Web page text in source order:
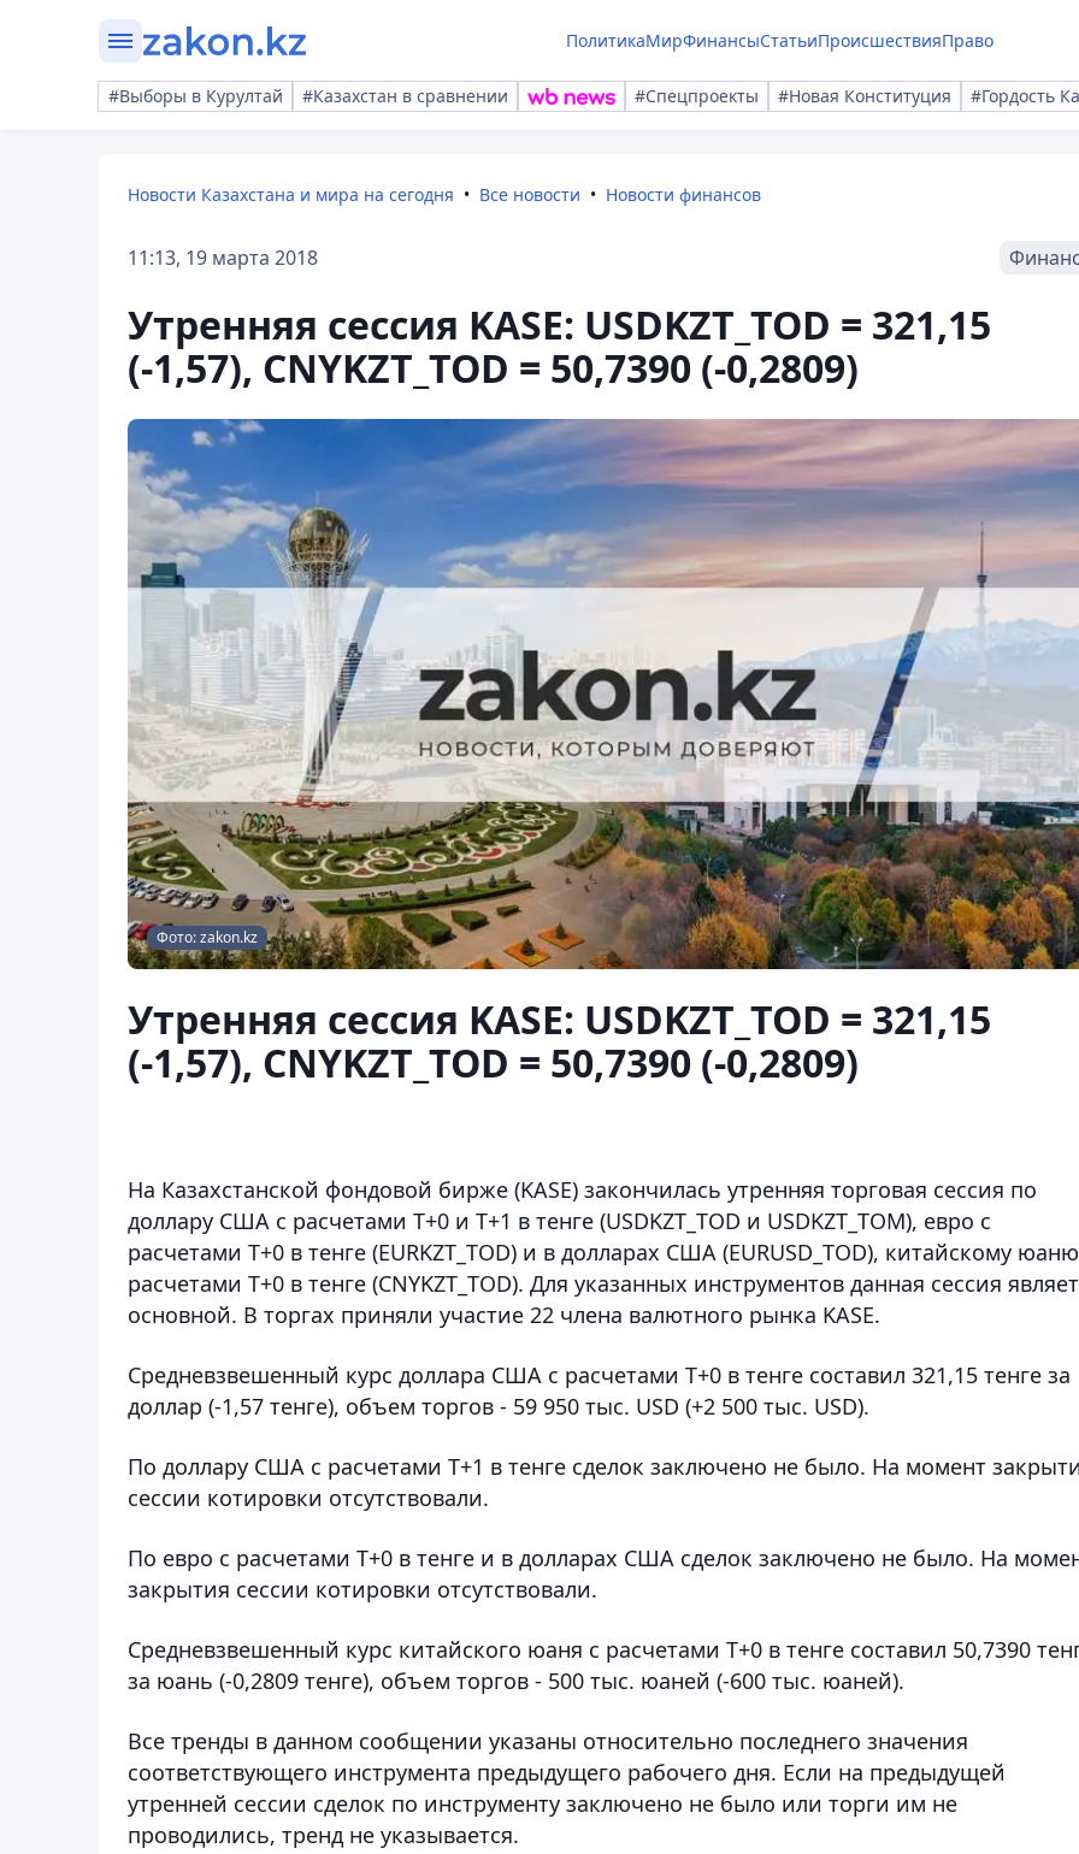
ПолитикаМирФинансыСтатьиПроисшествияПраво
#Выборы в Курултай #Казахстан в сравнении #Спецпроекты #Новая Конституция #Гордость
Новости Казахстана и мира на сегодня Все новости Новости финансов
11:13, 19 марта 2018
Утренняя сессия KASE: USDKZT_TOD = 321,15
(-1,57), CNYKZT_TOD = 50,7390 (-0,2809)
Фото: zakon.kz
Утренняя сессия KASE: USDKZT_TOD = 321,15
(-1,57), CNYKZT_TOD = 50,7390 (-0,2809)
На Казахстанской фондовой бирже (KASE) закончилась утренняя торговая сессия по
доллару США с расчетами Т+0 и Т+1 в тенге (USDKZT_TOD и USDKZT_TOM), евро с
расчетами T+0 в тенге (EURKZT_TOD) и в долларах США (EURUSD_TOD), китайскому
расчетами T+0 в тенге (CNYKZT_TOD). Для указанных инструментов данная сессия
основной. В торгах приняли участие 22 члена валютного рынка KASE.
Средневзвешенный курс доллара США с расчетами T+0 в тенге составил 321,15 тенге за
доллар (-1,57 тенге), объем торгов - 59 950 тыс. USD (+2 500 тыс. USD).
По доллару США с расчетами T+1 в тенге сделок заключено не было. На момент
сессии котировки отсутствовали.
По евро с расчетами T+0 в тенге и в долларах США сделок заключено не было. На
закрытия сессии котировки отсутствовали.
Средневзвешенный курс китайского юаня с расчетами T+0 в тенге составил 50,7390
за юань (-0,2809 тенге), объем торгов - 500 тыс. юаней (-600 тыс. юаней).
Все тренды в данном сообщении указаны относительно последнего значения
соответствующего инструмента предыдущего рабочего дня. Если на предыдущей
утренней сессии сделок по инструменту заключено не было или торги им не
проводились, тренд не указывается.